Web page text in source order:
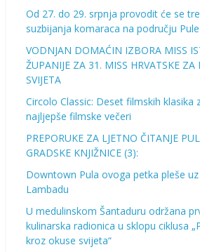
Od 27. do 29. srpnja provodit će se
suzbijanja komaraca na području Pule
VODNJAN DOMAĆIN IZBORA MISS
ŽUPANIJE ZA 31. MISS HRVATSKE ZA
SVIJETA
Circolo Classic: Deset filmskih klasika
najljepše filmske večeri
PREPORUKE ZA LJETNO ČITANJE
GRADSKE KNJIŽNICE (3):
Downtown Pula ovoga petka pleše uz
Lambadu
U medulinskom Šantaduru održana
kulinarska radionica u sklopu ciklusa
kroz okuse svijeta“